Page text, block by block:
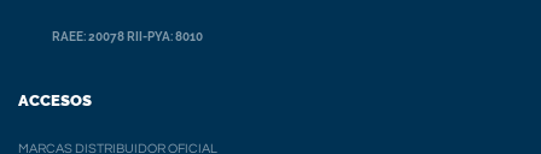
RAEE: 20078 RII-PYA: 8010
ACCESOS
MARCAS DISTRIBUIDOR OFICIAL